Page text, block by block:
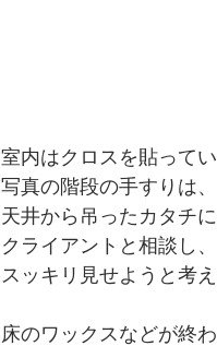
室内はクロスを貼ってい
写真の階段の手すりは、
天井から吊ったカタチに
クライアントと相談し
スッキリ見せようと考え
床のワックスなどが終